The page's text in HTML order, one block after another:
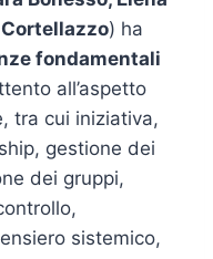
) ha
fondamentali
all’aspetto
tra cui iniziativa,
gestione dei
dei gruppi,
sistemico,